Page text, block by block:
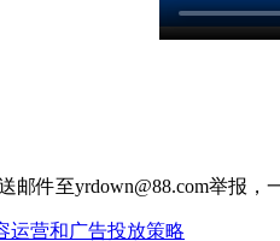
件至yrdown@88.com举报，
运营和广告投放策略